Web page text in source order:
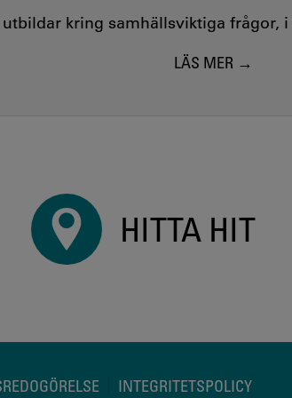
kring samhällsviktiga frågor,
LÄS MER
HITTA HIT
INTEGRITETSPOLICY